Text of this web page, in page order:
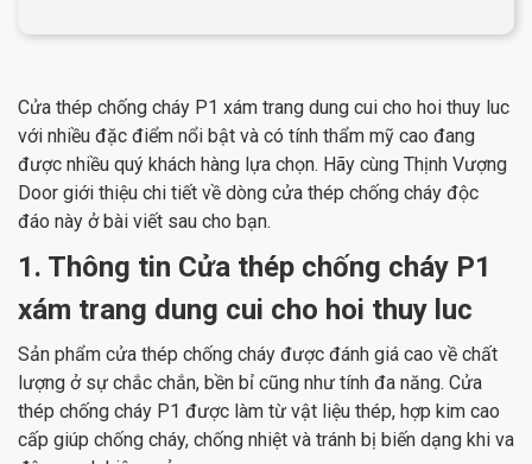
Cửa thép chống cháy P1 xám trang dung cui cho hoi thuy luc
với nhiều đặc điểm nổi bật và có tính thẩm mỹ cao đang
được nhiều quý khách hàng lựa chọn. Hãy cùng Thịnh Vượng
Door giới thiệu chi tiết về dòng cửa thép chống cháy độc
đáo này ở bài viết sau cho bạn.
1. Thông tin Cửa thép chống cháy P1
xám trang dung cui cho hoi thuy luc
Sản phẩm cửa thép chống cháy được đánh giá cao về chất
lượng ở sự chắc chắn, bền bỉ cũng như tính đa năng. Cửa
thép chống cháy P1 được làm từ vật liệu thép, hợp kim cao
cấp giúp chống cháy, chống nhiệt và tránh bị biến dạng khi va